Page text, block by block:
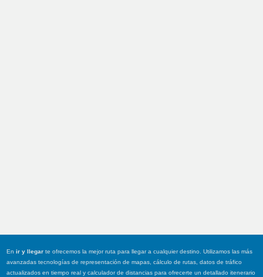
Enir y llegar te ofrecemos la mejor ruta para llegar a cualquier destino. Utilizamos las más
avanzadas tecnologías de representación de mapas, cálculo de rutas, datos de tráfico
actualizados en tiempo real y calculador de distancias para ofrecerte un detallado itenerario